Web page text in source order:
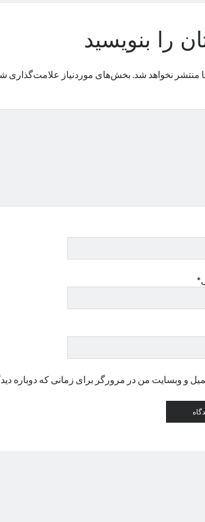
را بنویسید
منتشر نخواهد شد. بخش‌های موردنیاز علامت‌گذاری
و وبسایت من در مرورگر برای زمانی که دوباره